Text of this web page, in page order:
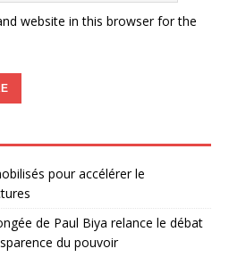
website in this browser for the
pour accélérer le
de Paul Biya relance le débat
du pouvoir